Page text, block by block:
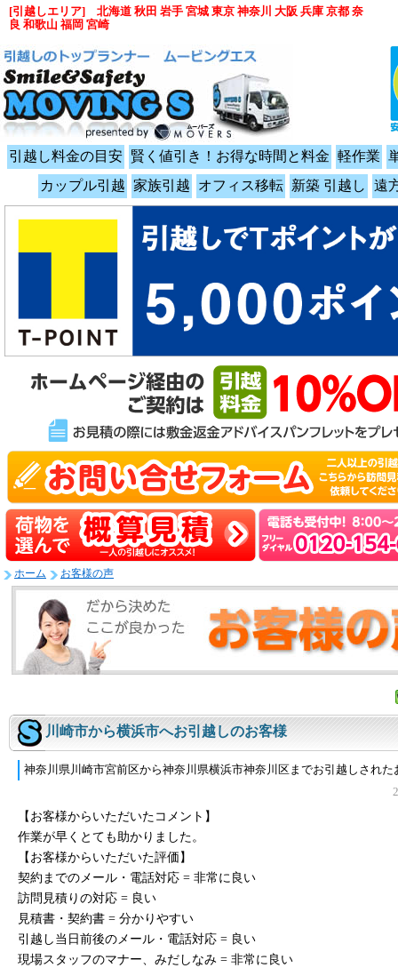
引越し料金の目安 賢く値引き！お得な時間と料金 軽作業
カップル引越 家族引越 オフィス移転 新築 引越し 遠
ホーム お客様の声
川崎市から横浜市へお引越しのお客様
神奈川県川崎市宮前区から神奈川県横浜市神奈川区までお引越しされた
【お客様からいただいたコメント】
作業が早くとても助かりました。
【お客様からいただいた評価】
契約までのメール・電話対応 = 非常に良い
訪問見積りの対応 = 良い
見積書・契約書 = 分かりやすい
引越し当日前後のメール・電話対応 = 良い
現場スタッフのマナー、みだしなみ = 非常に良い
[引越しエリア] 北海道 秋田 岩手 宮城 東京 神奈川 大阪 兵庫 京都 奈
良 和歌山 福岡 宮崎